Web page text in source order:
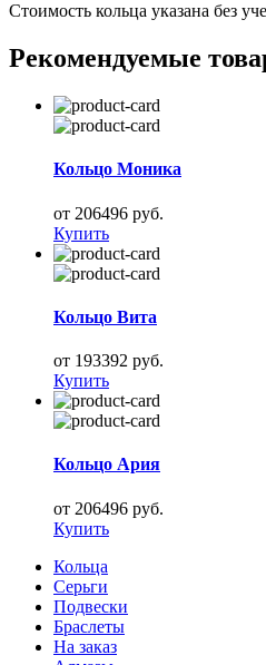
Стоимость кольца указана без
Рекомендуемые
Кольцо Моника
от 206496 руб.
Купить
Кольцо Вита
от 193392 руб.
Купить
Кольцо Ария
от 206496 руб.
Купить
Кольца
Серьги
Подвески
Браслеты
На заказ